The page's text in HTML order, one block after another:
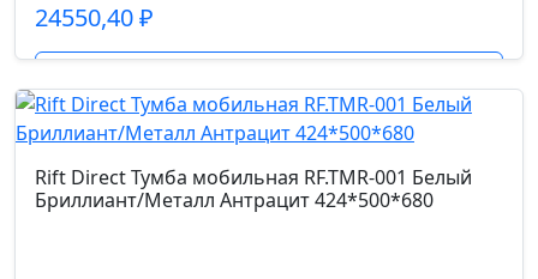
24550,40₽
Rift Direct Тумба мобильная RF.TMR-001 Белый
Бриллиант/Металл Антрацит 424*500*680